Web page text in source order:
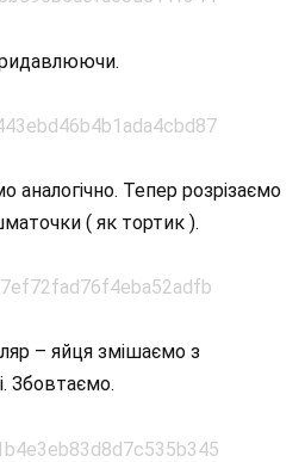
аналогічно. Тепер розрізаємо
( як тортик ).
– яйця змішаємо з
Збовтаємо.